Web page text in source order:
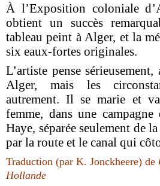
À l’Exposition coloniale
obtient un succès
tableau peint à Alger, et la
six eaux-fortes originales.
L’artiste pense
Alger, mais les
autrement. Il se marie et
femme, dans une
Haye, séparée seulement de
par la route et le canal qui
Traduction (par K. Jonckheere) de
Hollande